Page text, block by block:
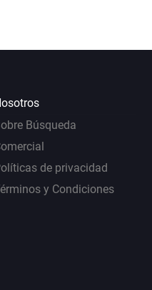
Búsqueda
de privacidad
y Condiciones